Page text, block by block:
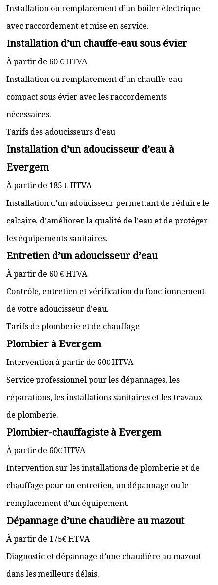
Installation ou remplacement d’un boiler électrique
avec raccordement et mise en service.
Installation d’un chauffe-eau sous évier
À partir de 60 € HTVA
Installation ou remplacement d’un chauffe-eau
compact sous évier avec les raccordements
nécessaires.
Tarifs des adoucisseurs d’eau
Installation d’un adoucisseur d’eau à
Evergem
À partir de 185 € HTVA
Installation d’un adoucisseur permettant de réduire le
calcaire, d’améliorer la qualité de l’eau et de protéger
les équipements sanitaires.
Entretien d’un adoucisseur d’eau
À partir de 60 € HTVA
Contrôle, entretien et vérification du fonctionnement
de votre adoucisseur d’eau.
Tarifs de plomberie et de chauffage
Plombier à Evergem
Intervention à partir de 60€ HTVA
Service professionnel pour les dépannages, les
réparations, les installations sanitaires et les travaux
de plomberie.
Plombier-chauffagiste à Evergem
À partir de 60€ HTVA
Intervention sur les installations de plomberie et de
chauffage pour un entretien, un dépannage ou le
remplacement d’un équipement.
Dépannage d’une chaudière au mazout
À partir de 175€ HTVA
Diagnostic et dépannage d’une chaudière au mazout
dans les meilleurs délais.